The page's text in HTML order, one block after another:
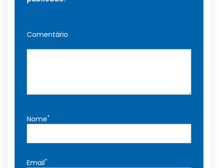
Comentário
Nome*
Email*